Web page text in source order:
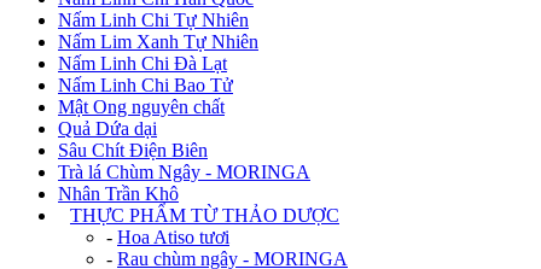
Nấm Linh Chi Tự Nhiên
Nấm Lim Xanh Tự Nhiên
Nấm Linh Chi Đà Lạt
Nấm Linh Chi Bao Tử
Mật Ong nguyên chất
Quả Dứa dại
Sâu Chít Điện Biên
Trà lá Chùm Ngây - MORINGA
Nhân Trần Khô
THỰC PHẨM TỪ THẢO DƯỢC
- Hoa Atiso tươi
- Rau chùm ngây - MORINGA